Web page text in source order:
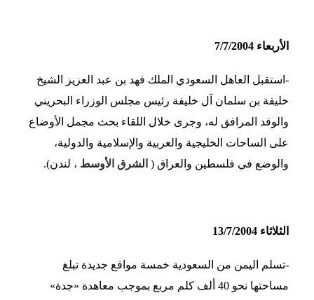
الأربعاء 7/7/2004
-استقبل العاهل السعودي الملك فهد بن عبد العزيز الشيخ
خليفة بن سلمان آل خليفة رئيس مجلس الوزراء البحريني
والوفد المرافق له، وجرى خلال اللقاء بحث مجمل الأوضاع
على الساحات الخليجية والعربية والإسلامية والدولية،
والوضع في فلسطين والعراق ( الشرق الأوسط ، لندن).
الثلاثاء 13/7/2004
-تسلم اليمن من السعودية خمسة مواقع جديدة تبلغ
مساحتها نحو 40 ألف كلم مربع بموجب معاهدة «جدة»